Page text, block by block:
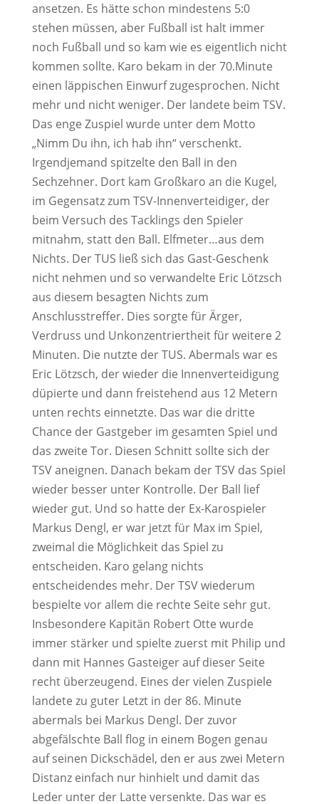
ansetzen. Es hätte schon mindestens 5:0
stehen müssen, aber Fußball ist halt immer
noch Fußball und so kam wie es eigentlich nicht
kommen sollte. Karo bekam in der 70.Minute
einen läppischen Einwurf zugesprochen. Nicht
mehr und nicht weniger. Der landete beim TSV.
Das enge Zuspiel wurde unter dem Motto
„Nimm Du ihn, ich hab ihn“ verschenkt.
Irgendjemand spitzelte den Ball in den
Sechzehner. Dort kam Großkaro an die Kugel,
im Gegensatz zum TSV-Innenverteidiger, der
beim Versuch des Tacklings den Spieler
mitnahm, statt den Ball. Elfmeter…aus dem
Nichts. Der TUS ließ sich das Gast-Geschenk
nicht nehmen und so verwandelte Eric Lötzsch
aus diesem besagten Nichts zum
Anschlusstreffer. Dies sorgte für Ärger,
Verdruss und Unkonzentriertheit für weitere 2
Minuten. Die nutzte der TUS. Abermals war es
Eric Lötzsch, der wieder die Innenverteidigung
düpierte und dann freistehend aus 12 Metern
unten rechts einnetzte. Das war die dritte
Chance der Gastgeber im gesamten Spiel und
das zweite Tor. Diesen Schnitt sollte sich der
TSV aneignen. Danach bekam der TSV das Spiel
wieder besser unter Kontrolle. Der Ball lief
wieder gut. Und so hatte der Ex-Karospieler
Markus Dengl, er war jetzt für Max im Spiel,
zweimal die Möglichkeit das Spiel zu
entscheiden. Karo gelang nichts
entscheidendes mehr. Der TSV wiederum
bespielte vor allem die rechte Seite sehr gut.
Insbesondere Kapitän Robert Otte wurde
immer stärker und spielte zuerst mit Philip und
dann mit Hannes Gasteiger auf dieser Seite
recht überzeugend. Eines der vielen Zuspiele
landete zu guter Letzt in der 86. Minute
abermals bei Markus Dengl. Der zuvor
abgefälschte Ball flog in einem Bogen genau
auf seinen Dickschädel, den er aus zwei Metern
Distanz einfach nur hinhielt und damit das
Leder unter der Latte versenkte. Das war es